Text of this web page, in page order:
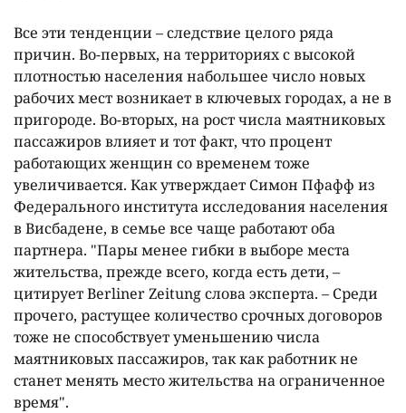
Все эти тенденции – следствие целого ряда
причин. Во-первых, на территориях с высокой
плотностью населения набольшее число новых
рабочих мест возникает в ключевых городах, а не в
пригороде. Во-вторых, на рост числа маятниковых
пассажиров влияет и тот факт, что процент
работающих женщин со временем тоже
увеличивается. Как утверждает Симон Пфафф из
Федерального института исследования населения
в Висбадене, в семье все чаще работают оба
партнера. "Пары менее гибки в выборе места
жительства, прежде всего, когда есть дети, –
цитирует Berliner Zeitung слова эксперта. – Среди
прочего, растущее количество срочных договоров
тоже не способствует уменьшению числа
маятниковых пассажиров, так как работник не
станет менять место жительства на ограниченное
время".